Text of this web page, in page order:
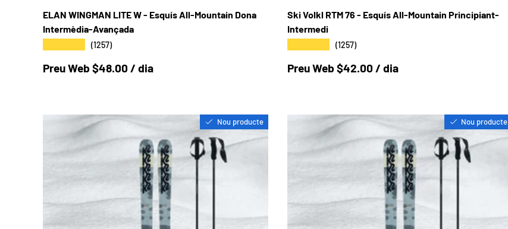
ELAN WINGMAN LITE W - Esquís All-Mountain Dona
Intermèdia-Avançada
(1257)
Preu a la botiga
Preu Web $48.00 / dia
Ski Volkl RTM 76 - Esquís All-Mountain Principiant-
Intermedi
(1257)
Preu a la botiga
Preu Web $42.00 / dia
Nou producte Nou producte